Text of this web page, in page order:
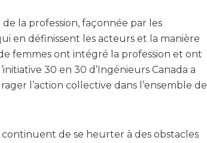
la profession, façonnée par les
en définissent les acteurs et la manière
femmes ont intégré la profession et ont
30 en 30 d’Ingénieurs Canada a
l’action collective dans l’ensemble de
de se heurter à des obstacles